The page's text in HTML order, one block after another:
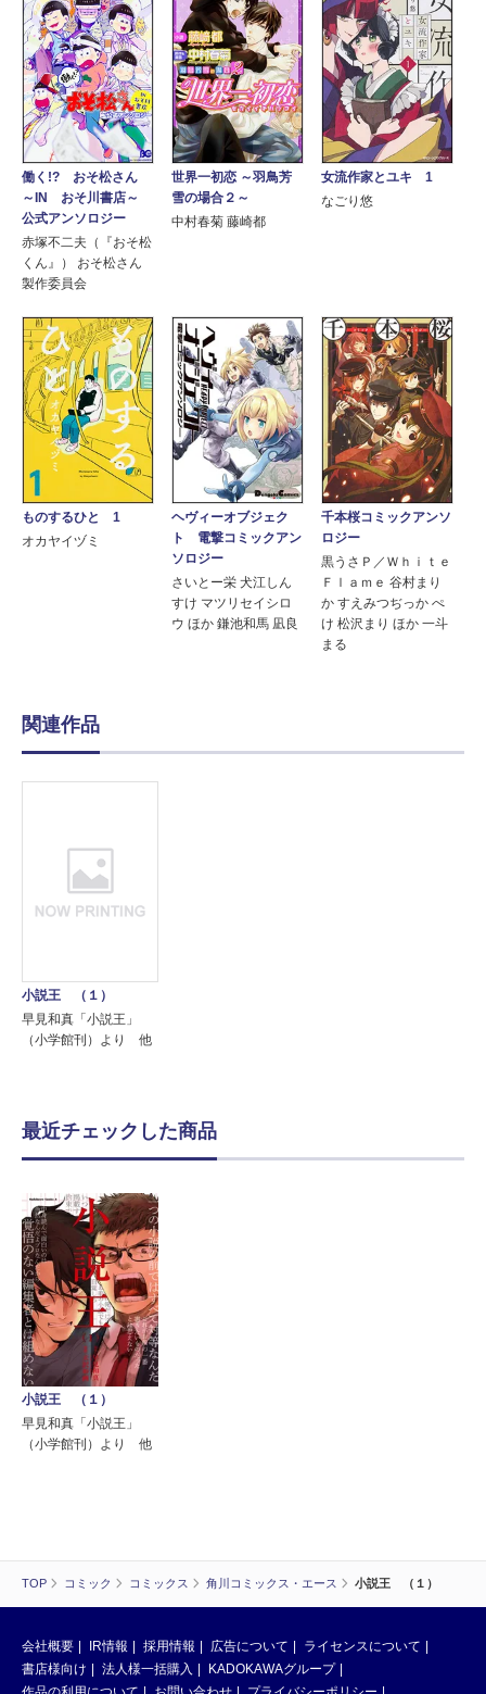
TOP コミック コミックス 角川コミックス・エース 小説王 （１）
働く!? おそ松さん
～IN おそ川書店～
公式アンソロジー
赤塚不二夫（『おそ松
くん』） おそ松さん
製作委員会
世界一初恋 ～羽鳥芳
雪の場合２～
中村春菊 藤崎都
女流作家とユキ 1
なごり悠
ものするひと 1
オカヤイヅミ
ヘヴィーオブジェク
ト 電撃コミックアン
ソロジー
さいとー栄 犬江しん
すけ マツリセイシロ
ウ ほか 鎌池和馬 凪良
千本桜コミックアンソ
ロジー
黒うさＰ／Ｗｈｉｔｅ
Ｆｌａｍｅ 谷村まり
か すえみつぢっか ぺ
け 松沢まり ほか 一斗
まる
関連作品
小説王 （１）
早見和真「小説王」
（小学館刊）より 他
最近チェックした商品
小説王 （１）
早見和真「小説王」
（小学館刊）より 他
会社概要 IR情報 採用情報 広告について
ライセンスについて
書店様向け
法人様一括購入
KADOKAWAグループ